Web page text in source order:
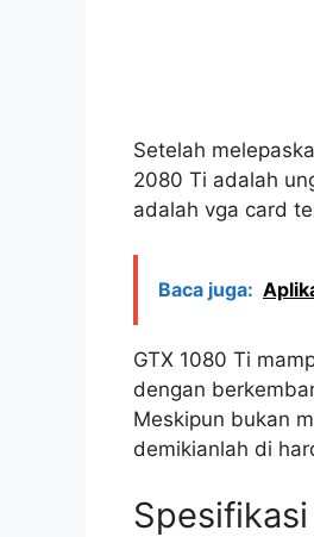
Setelah
2080 Ti adalah
adalah vga card
Baca juga:
GTX 1080 Ti
dengan
Meskipun bukan
demikianlah di